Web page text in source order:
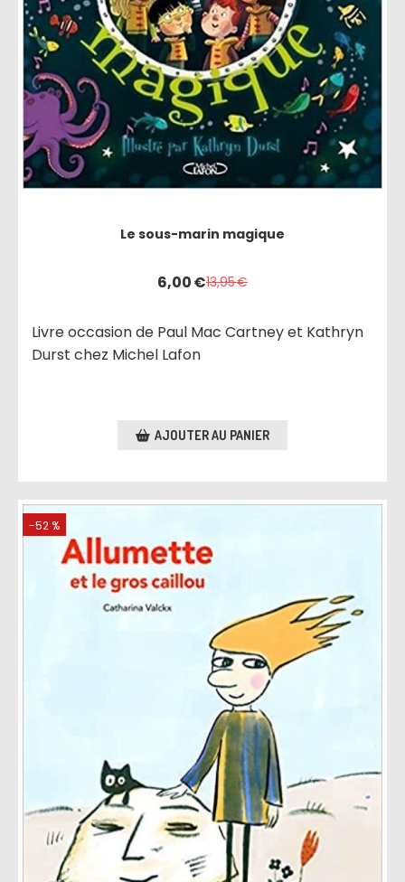
Le sous-marin magique
6,00€13,95€
Livre occasion de Paul Mac Cartney et Kathryn
Durst chez Michel Lafon
AJOUTER AU PANIER
-52 %